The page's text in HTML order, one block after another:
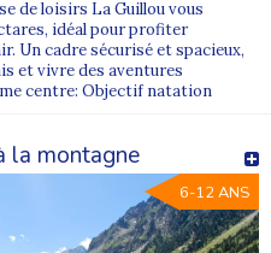
de loisirs La Guillou vous
idéal pour profiter
Un cadre sécurisé et spacieux,
et vivre des aventures
centre: Objectif natation
la montagne
6-12 ANS